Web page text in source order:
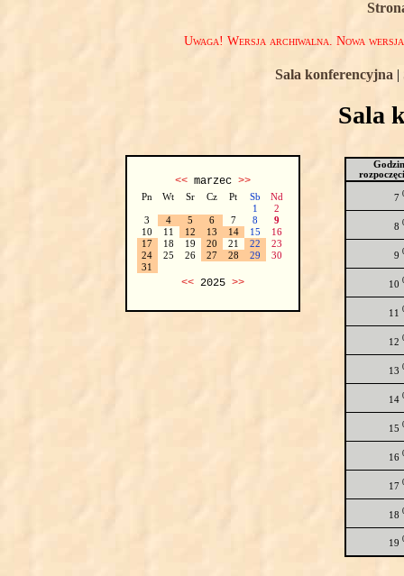
Uwaga! Wersja archiwalna. Nowa
Sala konferencyjna |
Sala
<<marzec >>
Pn Wt Sr Cz Pt Sb
Nd
1
2
3
4 5 6 7 8
9
10
11 12 13 14 15
16
17
18 19 20 21 22
23
24
25 26 27 28 29
30
31
<<2025 >>
7
8
9
10
11
12
13
14
15
16
17
18
19